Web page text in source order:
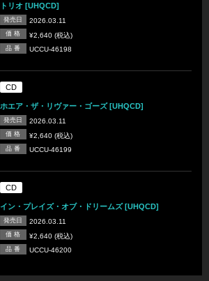
トリオ [UHQCD]
発売日 2026.03.11
価 格 ¥2,640 (税込)
品 番 UCCU-46198
CD
ホエア・ザ・リヴァー・ゴーズ [UHQCD]
発売日 2026.03.11
価 格 ¥2,640 (税込)
品 番 UCCU-46199
CD
イン・プレイズ・オブ・ドリームズ [UHQCD]
発売日 2026.03.11
価 格 ¥2,640 (税込)
品 番 UCCU-46200